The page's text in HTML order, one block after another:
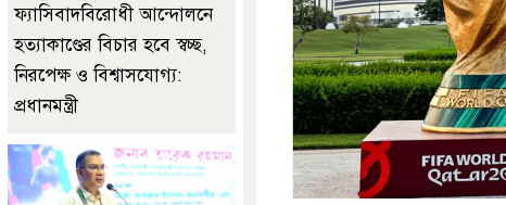
ফ্যাসিবাদবিরোধী আন্দোলনে
হত্যাকাণ্ডের বিচার হবে স্বচ্ছ,
নিরপেক্ষ ও বিশ্বাসযোগ্য:
প্রধানমন্ত্রী